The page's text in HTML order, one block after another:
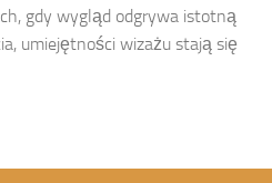
gdy wygląd odgrywa istotną
umiejętności wizażu stają się